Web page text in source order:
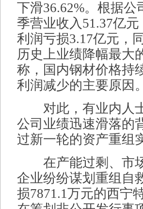
下滑36.62%。根据
季营业收入51.37亿
利润亏损3.17亿元，
历史上业绩降幅最大
称，国内钢材价格持
利润减少的主要原因。
对此，有业内人士
公司业绩迅速滑落的
过新一轮的资产重组
在产能过剩、市场
企业纷纷谋划重组自
损7871.1万元的西宁